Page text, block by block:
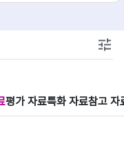
평가 자료특화 자료참고 자